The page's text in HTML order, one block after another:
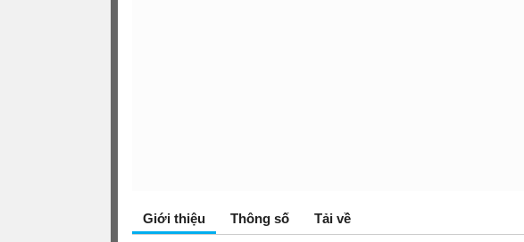
Giới thiệu Thông số Tải về